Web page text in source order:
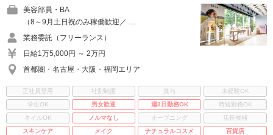
美容部員・BA
（8～9月土日祝のみ稼働歓迎／ …
業務委託（フリーランス）
日給1万5,000円 ～ 2万円
首都圏・名古屋・大阪・福岡エリア
正社員登用 社割制度 賞与
未経験OK
学生OK
男女歓迎 週3日勤務OK
時短勤務OK
ネイルOK
ノルマなし オープニング
店長候補
スキンケア
メイク ナチュラルコスメ 百貨店